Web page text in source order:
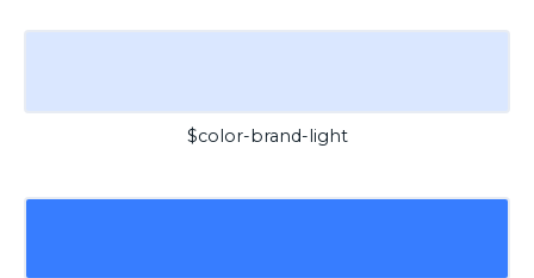
$color-brand-light